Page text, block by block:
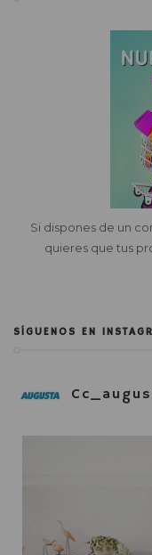
Si dispones de un
quieres que tus
SÍGUENOS EN